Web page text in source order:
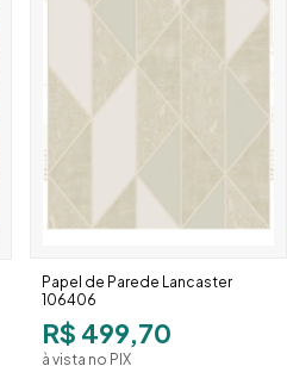
Papel de Parede Lancaster
106406
R$ 499,70
à vista no PIX